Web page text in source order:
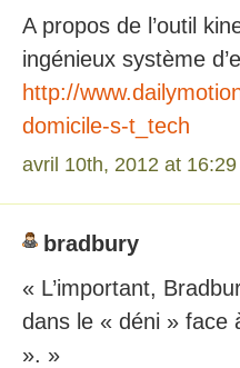
A propos de l’outil
ingénieux système
http://
domicile-s-t_tech
avril 10th, 2012 at 16:29
bradbury
« L’important,
dans le « déni » face
». »